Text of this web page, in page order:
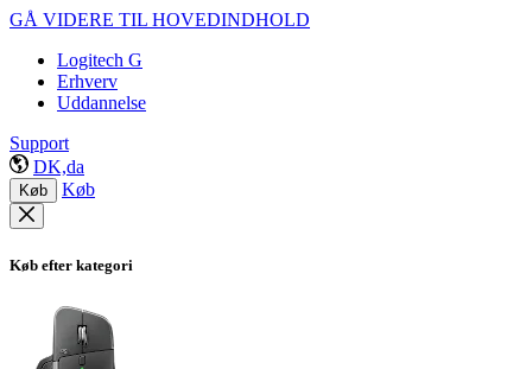
GÅ VIDERE TIL HOVEDINDHOLD
Logitech G
Erhverv
Uddannelse
Support
DK,da
Køb Køb
Køb efter kategori